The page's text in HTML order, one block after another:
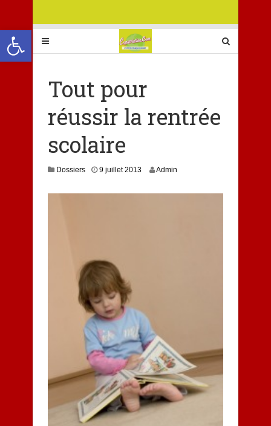
Ouvrir la barre d’outils
Tout pour
réussir la rentrée
scolaire
Dossiers 9 juillet 2013 Admin